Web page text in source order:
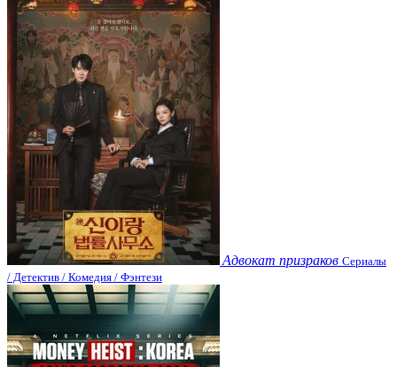
Адвокат призраков Сериалы
/ Детектив / Комедия / Фэнтези